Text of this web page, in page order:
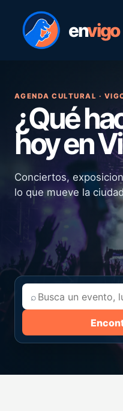
envigo
AGENDA CULTURAL ·
¿Qué
hoy en
Conciertos,
lo que mueve la
⌕